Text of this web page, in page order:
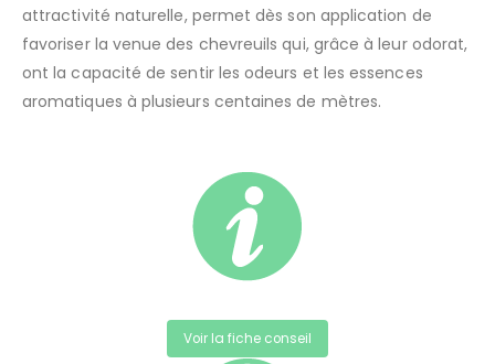
attractivité naturelle, permet dès son application de
favoriser la venue des chevreuils qui, grâce à leur odorat,
ont la capacité de sentir les odeurs et les essences
aromatiques à plusieurs centaines de mètres.
Voir la fiche conseil